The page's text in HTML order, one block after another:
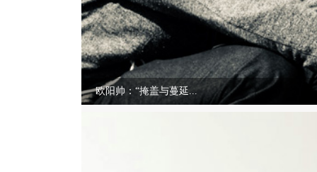
欧阳帅：“掩盖与蔓延...